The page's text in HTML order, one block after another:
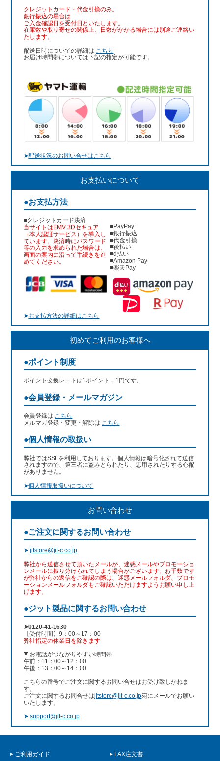
クレジットカード・代金引換のみ。
銀行振込の場合は
ご入金確認日を受付日といたします。
在庫数や取り寄せの関係上、日数がかかる場合には別途ご連絡い
たします。
配送日時についての詳細は こちら
お届け時間帯については下記の指定が可能です。
➤配送状況のお問い合せはこちら
お支払いについて
●お支払方法
■クレジットカード決済
当サイトはEMV 3Dセキュア
（本人認証サービス）を導入し
ています。決済時にパスワード
等の入力を求められた場合は、
画面の案内に沿って手続きを進
めてください。
■PayPay
■銀行振込
■代金引換
■後払い
■d払い
■Amazon Pay
■楽天Pay
➤お支払方法の詳細はこちら
初めてご利用のお客様へ
●ポイント制度
ポイント交換レートは1ポイント＝1円です。
●会員登録・メールマガジン
会員登録は こちら
メルマガ登録・変更・解除は こちら
●個人情報の取扱い
弊社ではSSLを利用しております。個人情報は暗号化されて送信
されますので、第三者に盗みとられたり、悪用されたりする心配
がありません。
➤個人情報取扱いについて
お問い合わせ
●ご注文に関するお問い合わせ
➤jitstore@jit-c.co.jp
弊社から送信させて頂いたメールが、迷惑メールやプロモーショ
ンメールに振り分けられてしまう場合がございます。お手数です
が弊社からの返信をご確認の際は、迷惑メールフォルダ、プロモ
ーションメールフォルダもご確認いただけますようお願い申し上
げます。
●ジット製品に関するお問い合わせ
➤0120-41-1630
【受付時間】9：00～17：00
弊社指定の休業日を除きます
お電話がつながりやすい時間帯
午前：11：00～12：00
午後：13：00～14：00
こちらの番号でご注文に関するお問い合せはお受け致しかねま
す。
ご注文に関するお問合せはjitstore@jit-c.co.jp宛にメールでお願い
いたします。
➤support@jit-c.co.jp
ご利用ガイド FAX注文書